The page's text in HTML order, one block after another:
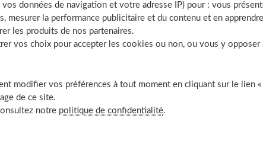
Cystites à répétition : comprendre
mieux traiter
vos données de navigation et votre adresse IP) pour : vous
mesurer la performance publicitaire et du contenu et en
les produits de nos partenaires.
vos choix pour accepter les cookies ou non, ou vous y opposer
modifier vos préférences à tout moment en cliquant sur le lien «
de ce site.
notre politique de confidentialité.